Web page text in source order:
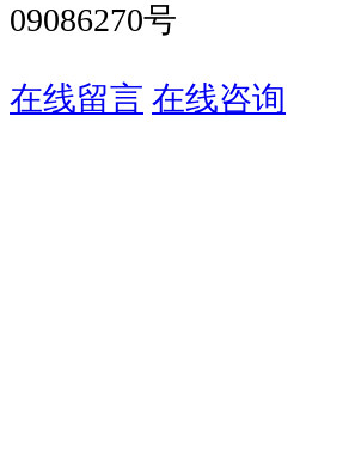
09086270号
在线留言 在线咨询